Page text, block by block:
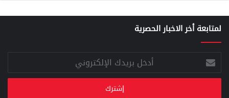
لمتابعة أخر الاخبار الحصرية
أدخل
بريدك
الإلكتروني